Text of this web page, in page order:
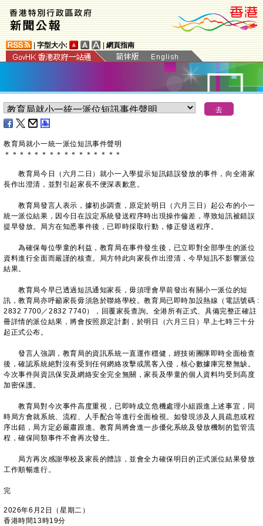
字型大小: 網頁指南
教育局就小一統一派位短訊事件聲明
＊ ＊ ＊ ＊ ＊ ＊ ＊ ＊ ＊ ＊ ＊ ＊ ＊ ＊ ＊ ＊
​教育局今日（六月二日）就小一入學提示短訊錯誤發放的事件，向全港家
長作出澄清，並對引起家長不便深表歉意。
教育局發言人表示，據初步調查，原定於明日（六月三日）起公布的小一
統一派位結果，因今日在設定系統發送程序時出現操作偏差，導致短訊被錯誤
提早發放。局方在知悉事件後，已即時採取行動，修正發送程序。
為確保每位學童的利益，教育局在事件發生後，已立即對全部學生的派位
資料進行全面而嚴謹的核查。局方特此向家長作出澄清，今早短訊不影響派位
結果。
教育局今早已透過短訊通知家長，毋須理會早前發出有關小一派位的短
訊，教育局亦呼籲家長毋須急於聯絡學校。教育局已即時加設熱線（電話號碼 :
2832 7700／2832 7740），回覆家長查詢。全港所有正式、具備完整正確註
冊詳情的派位結果，將會按照原定計劃，於明日（六月三日）早上七時三十分
起正式公布。
發言人強調，教育局的資訊系統一直運作穩健，經技術團隊即時全面檢查
後，確認系統絕對沒有受到任何網絡攻擊或黑客入侵，核心數據庫完整無缺。
今次事件與資訊保安及網絡安全完全無關，家長及學童的個人資料均受到高度
加密保護。
教育局對今次事件高度重視，已即時成立危機處理小組跟進上述事宜，同
時局方會就系統、流程、人手配合等進行全面檢視。如發現涉及人員疏忽或程
序出錯，局方定必嚴肅跟進。教育局將會進一步優化系統及發放機制的監管流
程，確保同類事件不會再次發生。
局方再次感謝學校及家長的體諒，並會全力確保明日的正式派位結果發放
工作順暢進行。
完
2026年6月2日（星期二）
香港時間13時19分